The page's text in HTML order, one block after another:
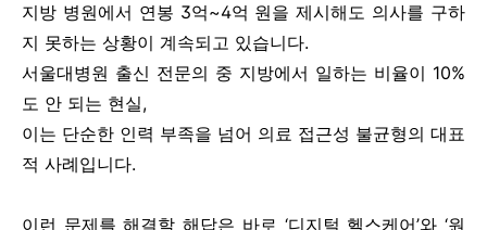
지방 병원에서 연봉 3억~4억 원을 제시해도 의사를 구하
지 못하는 상황이 계속되고 있습니다.
서울대병원 출신 전문의 중 지방에서 일하는 비율이 10%
도 안 되는 현실,
이는 단순한 인력 부족을 넘어 의료 접근성 불균형의 대표
적 사례입니다.
이런 문제를 해결할 해답은 바로 ‘디지털 헬스케어’와 ‘원